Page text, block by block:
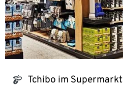
tchibo_logo Tchibo im Supermarkt